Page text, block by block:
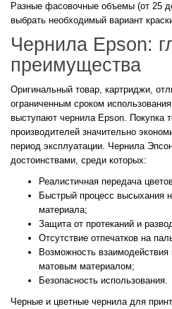
Разные фасовочные объемы (от 25
выбрать необходимый вариант
Чернила Epson:
преимущества
Оригинальный товар, картриджи,
ограниченным сроком
выступают чернила Epson. Покупка
производителей значительно
период эксплуатации. Чернила
достоинствами, среди которых:
Реалистичная передача
Быстрый процесс высыхания
материала;
Защита от протеканий и
Отсутствие отпечатков на
Возможность
матовым материалом;
Безопасность использования.
Черные и цветные чернила для